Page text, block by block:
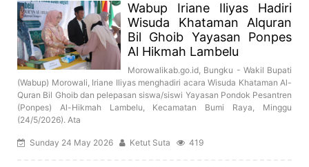
Wabup Iriane Iliyas Hadiri
Wisuda Khataman Alquran
Bil Ghoib Yayasan Ponpes
Al Hikmah Lambelu
Morowalikab.go.id, Bungku - Wakil Bupati
(Wabup) Morowali, Iriane Iliyas menghadiri acara Wisuda Khataman Al-
Quran Bil Ghoib dan pelepasan siswa/siswi Yayasan Pondok Pesantren
(Ponpes) Al-Hikmah Lambelu, Kecamatan Bumi Raya, Minggu
(24/5/2026). Ata
Sunday 24 May 2026 Ketut Suta 419